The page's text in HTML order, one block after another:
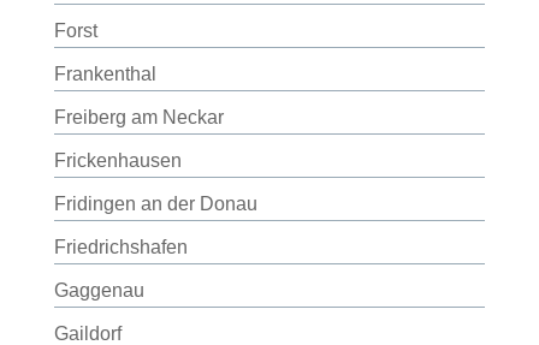
Forst
Frankenthal
Freiberg am Neckar
Frickenhausen
Fridingen an der Donau
Friedrichshafen
Gaggenau
Gaildorf